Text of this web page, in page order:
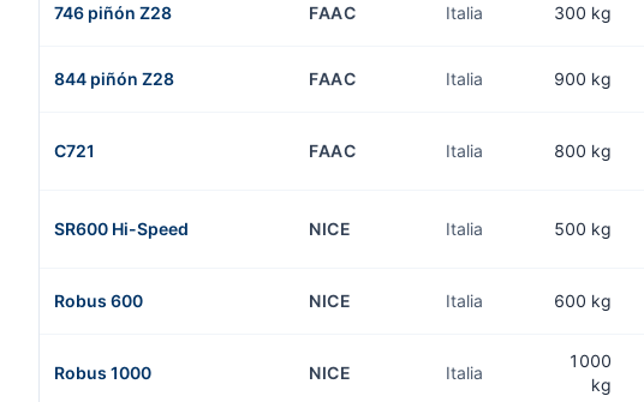
746 piñón Z28 FAAC Italia 300 kg
844 piñón Z28 FAAC Italia 900 kg
C721 FAAC Italia 800 kg
SR600 Hi-Speed NICE Italia 500 kg
Robus 600 NICE Italia 600 kg
Robus 1000 NICE Italia
1000
kg